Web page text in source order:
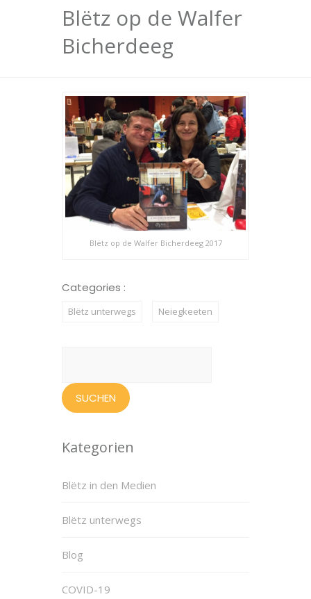
Blëtz op de Walfer
Bicherdeeg
Blëtz op de Walfer Bicherdeeg 2017
Categories :
Blëtz unterwegs Neiegkeeten
Kategorien
Blëtz in den Medien
Blëtz unterwegs
Blog
COVID-19